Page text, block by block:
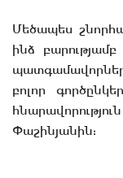
Մեծապես
ինձ
բոլոր
Փաշինյանին: